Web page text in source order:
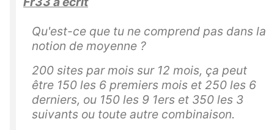
Qu'est-ce que tu ne comprend pas dans la
notion de moyenne ?
200 sites par mois sur 12 mois, ça peut
être 150 les 6 premiers mois et 250 les 6
derniers, ou 150 les 9 1ers et 350 les 3
suivants ou toute autre combinaison.